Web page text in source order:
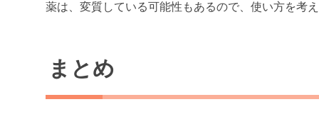
薬は、変質している可能性もあるので、使い方を考
まとめ